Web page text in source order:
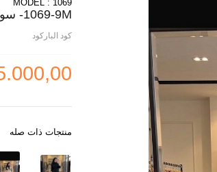
MODEL : 1069
1069-9M- سوت تنوره - ماروني 3
كود الباركود
منتجات ذات صله